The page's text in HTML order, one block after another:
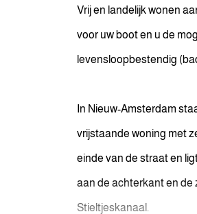
Vrij en landelijk wonen
voor uw boot en u de
levensloopbestendig
In Nieuw-Amsterdam
vrijstaande woning met
einde van de straat en
aan de achterkant en de
Stieltjeskanaal.